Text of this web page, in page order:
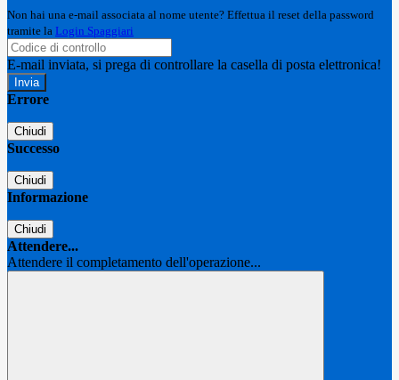
Non hai una e-mail associata al nome utente? Effettua il reset della password
tramite la Login Spaggiari
E-mail inviata, si prega di controllare la casella di posta elettronica!
Errore
Chiudi
Successo
Chiudi
Informazione
Chiudi
Attendere...
Attendere il completamento dell'operazione...